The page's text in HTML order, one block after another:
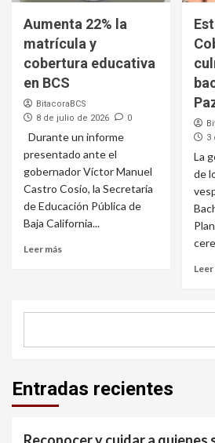
Aumenta 22% la
matrícula y
cobertura educativa
en BCS
BitacoraBCS
8 de julio de 2026
0
Durante un informe
presentado ante el
gobernador Víctor Manuel
Castro Cosío, la Secretaría
de Educación Pública de
Baja California...
Leer más
3
La
de
Leer
Entradas recientes